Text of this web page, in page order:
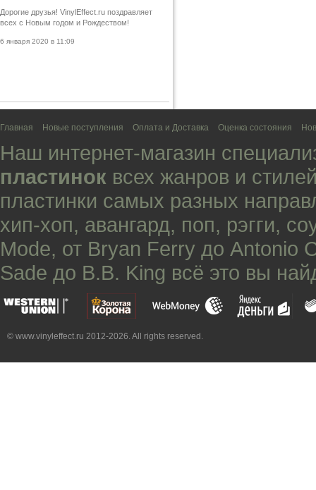
Дорогие друзья! VinylEffect.ru поздравляет
всех с Новым годом и Рождеством!
6 января 2020 в 11:09
Главная Новые поступления Оплата и Доставка Оценка состояния
Наш интернет-магазин
пластинок всех жанров и
пластинки самых разных
хип-хоп, авангард, поп, рэгги,
Mode, от Bryan Ferry до Antonio
Sade до B.B. King всё это вы
© www.vinyleffect.ru 2012-2026. All rights reserved.